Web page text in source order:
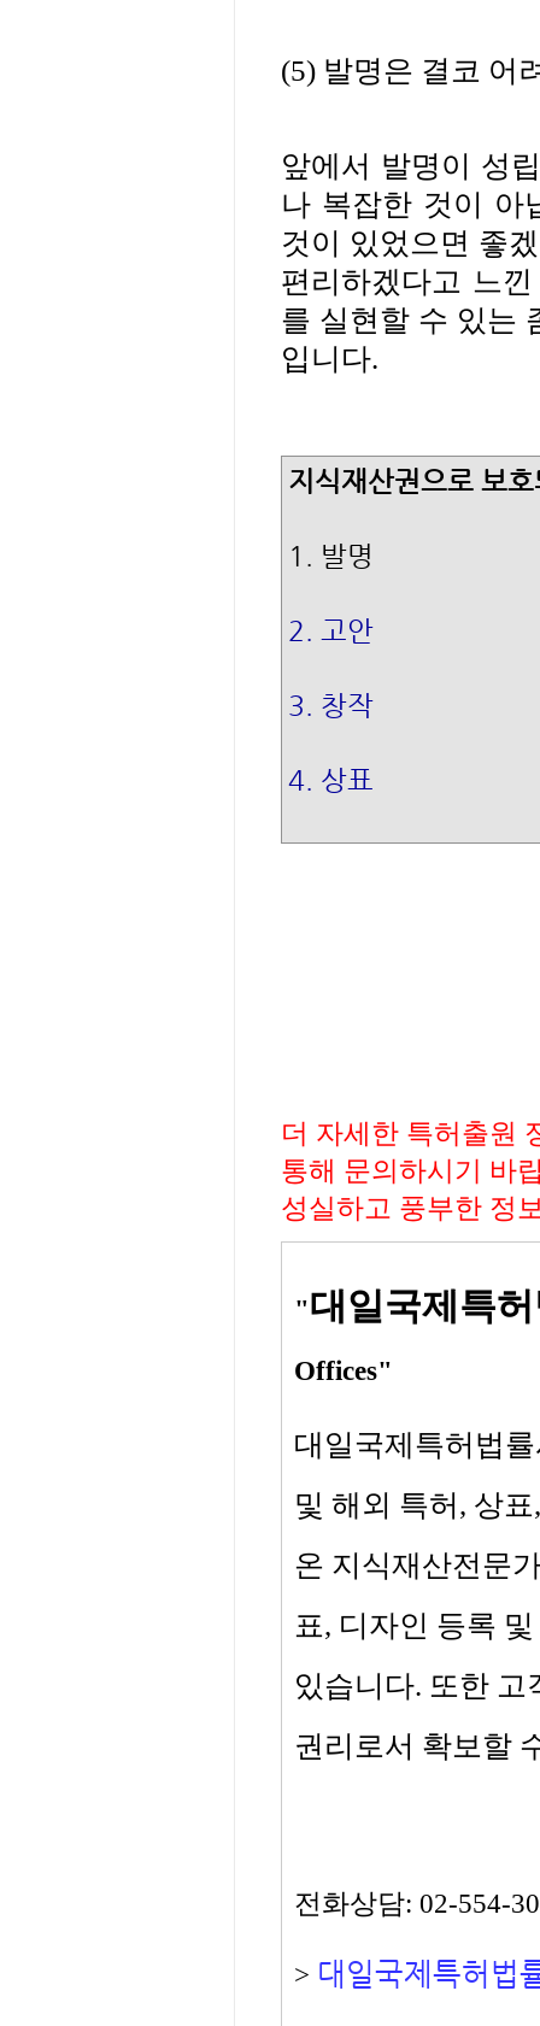
(5) 발명은 결코 어
앞에서 발명이 성
나 복잡한 것이 아
것이 있었으면 좋
편리하겠다고 느
를 실현할 수 있는
입니다.
지식재산권으로 보
1. 발명
2. 고안
3. 창작
4. 상표
더 자세한 특허출원
통해 문의하시기 바
성실하고 풍부한 정
"대일국제특
Offices"
대일국제특허법
및 해외 특허, 상
온 지식재산전문
표, 디자인 등록
있습니다. 또한
권리로서 확보할
전화상담: 02-554-
> 대일국제특허법